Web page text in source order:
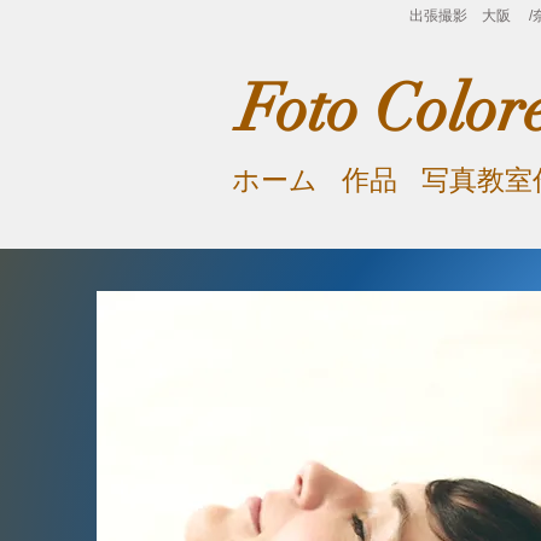
出張撮影 大阪 /奈
Foto
ホーム 作品 写真教室